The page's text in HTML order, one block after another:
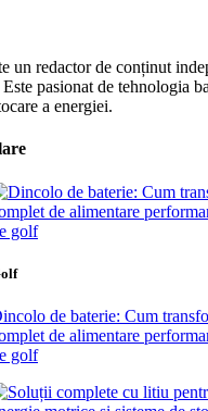
un redactor de conținut
pasionat de tehnologia
a energiei.
de baterie: Cum
de alimentare
golf